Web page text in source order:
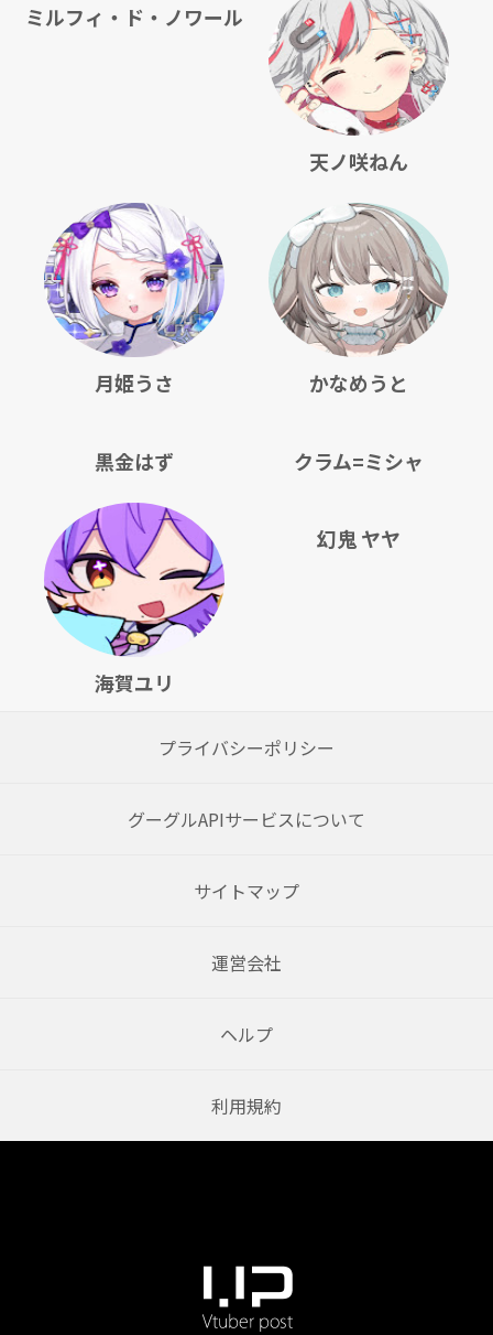
ミルフィ・ド・ノワール
天ノ咲ねん
月姫うさ かなめうと
黒金はず クラム=ミシャ
海賀ユリ
幻鬼 ヤヤ
プライバシーポリシー
グーグルAPIサービスについて
サイトマップ
運営会社
ヘルプ
利用規約